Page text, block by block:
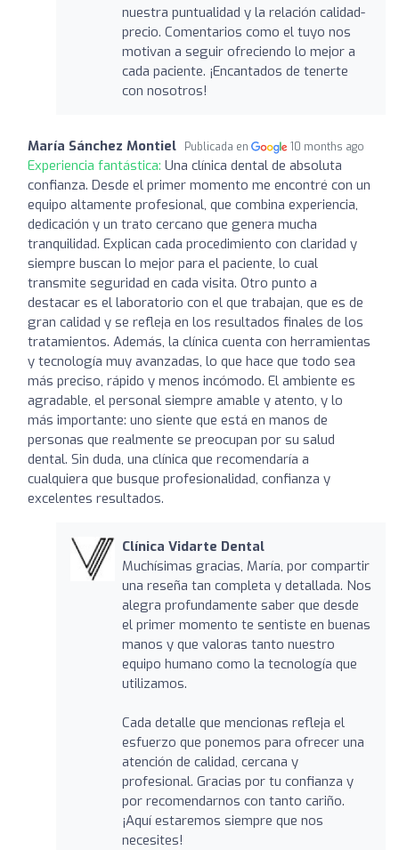
nuestra puntualidad y la relación calidad-
precio. Comentarios como el tuyo nos
motivan a seguir ofreciendo lo mejor a
cada paciente. ¡Encantados de tenerte
con nosotros!
María Sánchez Montiel Publicada en 10 months ago
Experiencia fantástica: Una clínica dental de absoluta
confianza. Desde el primer momento me encontré con un
equipo altamente profesional, que combina experiencia,
dedicación y un trato cercano que genera mucha
tranquilidad. Explican cada procedimiento con claridad y
siempre buscan lo mejor para el paciente, lo cual
transmite seguridad en cada visita. Otro punto a
destacar es el laboratorio con el que trabajan, que es de
gran calidad y se refleja en los resultados finales de los
tratamientos. Además, la clínica cuenta con herramientas
y tecnología muy avanzadas, lo que hace que todo sea
más preciso, rápido y menos incómodo. El ambiente es
agradable, el personal siempre amable y atento, y lo
más importante: uno siente que está en manos de
personas que realmente se preocupan por su salud
dental. Sin duda, una clínica que recomendaría a
cualquiera que busque profesionalidad, confianza y
excelentes resultados.
Clínica Vidarte Dental
Muchísimas gracias, María, por compartir
una reseña tan completa y detallada. Nos
alegra profundamente saber que desde
el primer momento te sentiste en buenas
manos y que valoras tanto nuestro
equipo humano como la tecnología que
utilizamos.
Cada detalle que mencionas refleja el
esfuerzo que ponemos para ofrecer una
atención de calidad, cercana y
profesional. Gracias por tu confianza y
por recomendarnos con tanto cariño.
¡Aquí estaremos siempre que nos
necesites!